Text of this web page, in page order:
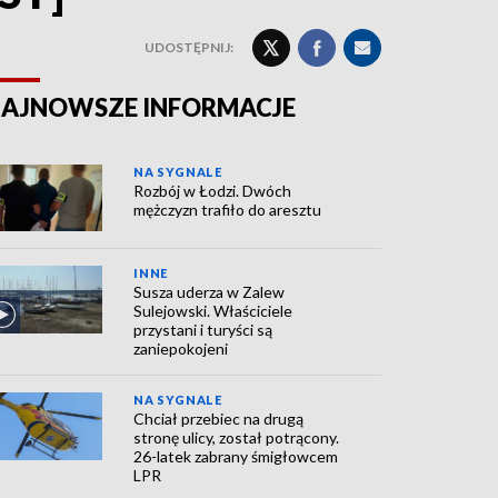
UDOSTĘPNIJ:
INFORMACJE
NA SYGNALE
Rozbój w Łodzi. Dwóch
mężczyzn trafiło do aresztu
INNE
Susza uderza w Zalew
Sulejowski. Właściciele
przystani i turyści są
zaniepokojeni
NA SYGNALE
Chciał przebiec na drugą
stronę ulicy, został potrącony.
26-latek zabrany śmigłowcem
LPR